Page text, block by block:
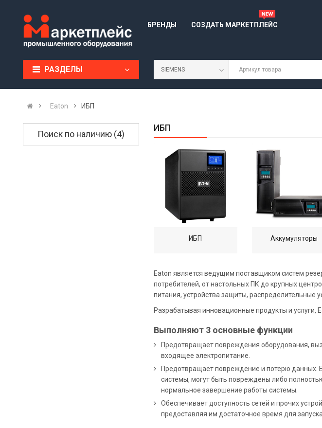
БРЕНДЫ СОЗДАТЬ МАРКЕТПЛЕЙС
РАЗДЕЛЫ
Eaton ИБП
Поиск по наличию (4)
ИБП
ИБП Аккумуляторы
Eaton является ведущим поставщиком систем
потребителей, от настольных ПК до крупных
питания, устройства защиты, распределительные
Разрабатывая инновационные продукты и услуги,
Выполняют 3 основные функции
Предотвращает повреждения оборудования,
входящее электропитание.
Предотвращает повреждение и потерю данных.
системы, могут быть повреждены либо
нормальное завершение работы системы.
Обеспечивает доступность сетей и прочих
предоставляя им достаточное время для